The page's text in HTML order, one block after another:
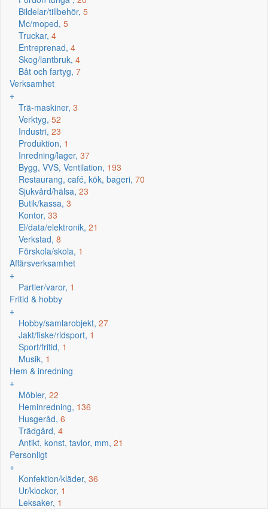
Bildelar/tillbehör, 5
Mc/moped, 5
Truckar, 4
Entreprenad, 4
Skog/lantbruk, 4
Båt och fartyg, 7
Verksamhet
+
Trä-maskiner, 3
Verktyg, 52
Industri, 23
Produktion, 1
Inredning/lager, 37
Bygg, VVS, Ventilation, 193
Restaurang, café, kök, bageri, 70
Sjukvård/hälsa, 23
Butik/kassa, 3
Kontor, 33
El/data/elektronik, 21
Verkstad, 8
Förskola/skola, 1
Affärsverksamhet
+
Partier/varor, 1
Fritid & hobby
+
Hobby/samlarobjekt, 27
Jakt/fiske/ridsport, 1
Sport/fritid, 1
Musik, 1
Hem & inredning
+
Möbler, 22
Heminredning, 136
Husgeråd, 6
Trädgård, 4
Antikt, konst, tavlor, mm, 21
Personligt
+
Konfektion/kläder, 36
Ur/klockor, 1
Leksaker, 1